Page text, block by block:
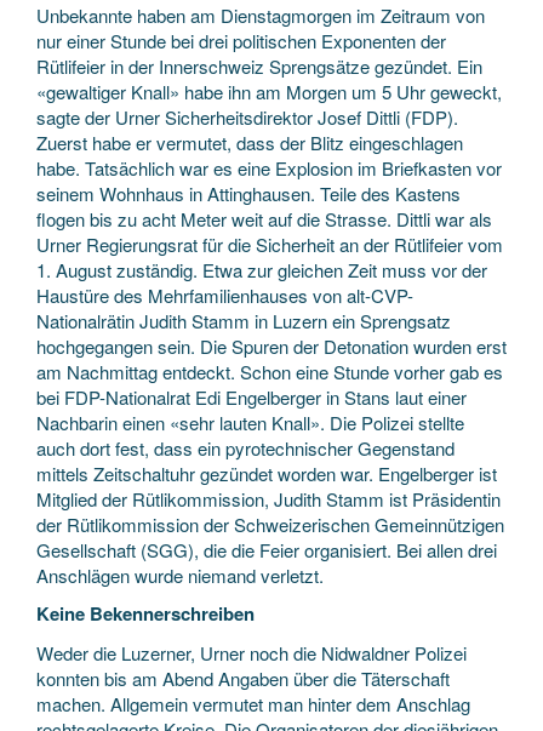
Unbekannte haben am Dienstagmorgen im Zeitraum von
nur einer Stunde bei drei politischen Exponenten der
Rütlifeierin der Innerschweiz Sprengsätze gezündet. Ein
«gewaltiger Knall» habe ihn am Morgen um 5 Uhr geweckt,
sagte der Urner Sicherheitsdirektor Josef Dittli (FDP).
Zuerst habe er vermutet, dass der Blitz eingeschlagen
habe. Tatsächlich war es eine Explosion im Briefkasten vor
seinem Wohnhaus in Attinghausen. Teile des Kastens
flogen bis zu acht Meter weit auf die Strasse. Dittli war als
Urner Regierungsrat für die Sicherheit an der Rütlifeier vom
1. August zuständig. Etwa zur gleichen Zeit muss vor der
Haustüre des Mehrfamilienhauses von alt-CVP-
Nationalrätin Judith Stamm in Luzern ein Sprengsatz
hochgegangen sein. Die Spuren der Detonation wurden erst
am Nachmittag entdeckt. Schon eine Stunde vorher gab es
bei FDP-Nationalrat Edi Engelberger in Stans laut einer
Nachbarin einen «sehr lauten Knall». Die Polizei stellte
auch dort fest, dass ein pyrotechnischer Gegenstand
mittels Zeitschaltuhr gezündet worden war. Engelberger ist
Mitglied der Rütlikommission, Judith Stamm ist Präsidentin
der Rütlikommission der Schweizerischen Gemeinnützigen
Gesellschaft (SGG), die die Feier organisiert. Bei allen drei
Anschlägen wurde niemand verletzt.
Keine Bekennerschreiben
Weder die Luzerner, Urner noch die Nidwaldner Polizei
konnten bis am Abend Angaben über die Täterschaft
machen. Allgemein vermutet man hinter dem Anschlag